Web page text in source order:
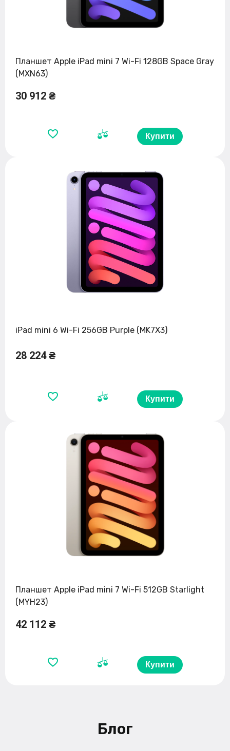
Планшет Apple iPad mini 7 Wi-Fi 128GB Space Gray
(MXN63)
30 912 ₴
Купити
iPad mini 6 Wi-Fi 256GB Purple (MK7X3)
28 224 ₴
Купити
Планшет Apple iPad mini 7 Wi-Fi 512GB Starlight
(MYH23)
42 112 ₴
Купити
Блог